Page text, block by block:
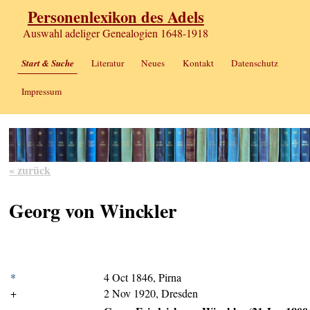
Personenlexikon des Adels
Auswahl adeliger Genealogien 1648-1918
Start & Suche Literatur Neues Kontakt Datenschutz
Impressum
« zurück
Georg von Winckler
*
4 Oct 1846, Pirna
+
2 Nov 1920, Dresden